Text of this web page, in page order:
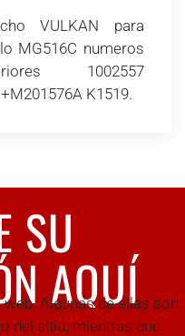
VULKAN para
MG516C numeros
1002557
K1519.
SU
AQUÍ
Algunas de ellas son
del sitio, mientras que